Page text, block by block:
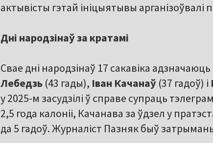
актывісты гэтай ініцыятывы
Дні народзінаў за кратамі
Свае дні народзінаў 17 сакавіка
Лебедзь (43 гады), Іван Качанаў (37 гадоў) і
у 2025-м засудзілі ў справе супраць
2,5 года калоніі, Качанава за ўдзел у
да 5 гадоў. Журналіст Пазняк быў